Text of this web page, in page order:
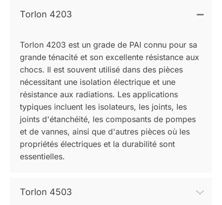
Torlon 4203
Torlon 4203 est un grade de PAI connu pour sa
grande ténacité et son excellente résistance aux
chocs. Il est souvent utilisé dans des pièces
nécessitant une isolation électrique et une
résistance aux radiations. Les applications
typiques incluent les isolateurs, les joints, les
joints d'étanchéité, les composants de pompes
et de vannes, ainsi que d'autres pièces où les
propriétés électriques et la durabilité sont
essentielles.
Torlon 4503